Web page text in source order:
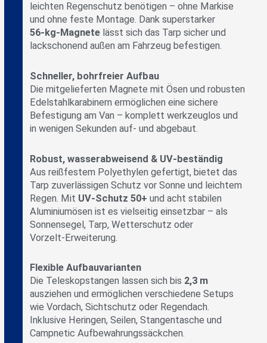
leichten Regenschutz benötigen – ohne Markise
und ohne feste Montage. Dank superstarker
56‑kg‑Magnetelässt sich das Tarp sicher und
lackschonend außen am Fahrzeug befestigen.
Schneller, bohrfreier Aufbau
Die mitgelieferten Magnete mit Ösen und robusten
Edelstahlkarabinern ermöglichen eine sichere
Befestigung am Van – komplett werkzeuglos und
in wenigen Sekunden auf- und abgebaut.
Robust, wasserabweisend & UV‑beständig
Aus reißfestem Polyethylen gefertigt, bietet das
Tarp zuverlässigen Schutz vor Sonne und leichtem
Regen. Mit UV‑Schutz 50+ und acht stabilen
Aluminiumösen ist es vielseitig einsetzbar – als
Sonnensegel, Tarp, Wetterschutz oder
Vorzelt‑Erweiterung.
Flexible Aufbauvarianten
Die Teleskopstangen lassen sich bis 2,3 m
ausziehen und ermöglichen verschiedene Setups
wie Vordach, Sichtschutz oder Regendach.
Inklusive Heringen, Seilen, Stangentasche und
Campnetic Aufbewahrungssäckchen.